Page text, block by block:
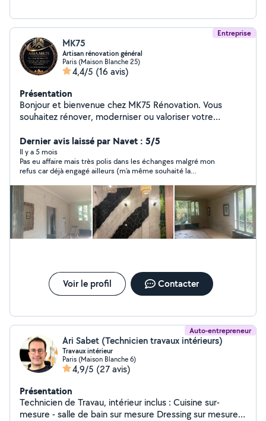
Entreprise
MK75
Artisan rénovation général
Paris (Maison Blanche 25)
4,4/5 (16 avis)
Présentation
Bonjour et bienvenue chez MK75 Rénovation. Vous
souhaitez rénover, moderniser ou valoriser votre
équipe vous accompagne avec sérieux, expérience et
professionnalisme afin de transformer vos espaces et
réaliser vos projets dans les meilleures conditions. Zone
d'intervention : Paris et toute l'Île-de-France. Devis
gratuit et personnalisé. Contactez-nous dès aujourd'hui
et donnons ensemble une nouvelle vie à votre intérieur.
Dernier avis laissé par Navet : 5/5
Il y a 5 mois
Pas eu affaire mais très polis dans les échanges malgré mon
refus car déjà engagé ailleurs (m’a même souhaité la
Voir le profil Contacter
Auto-entrepreneur
Ari Sabet (Technicien travaux intérieurs)
Travaux intérieur
Paris (Maison Blanche 6)
4,9/5 (27 avis)
Présentation
Technicien de Travau, intérieur inclus : Cuisine sur-
mesure - salle de bain sur mesure Dressing sur mesure -